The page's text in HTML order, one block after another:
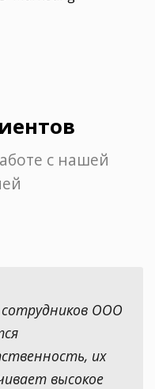
с нашей
ООО
их
высокое